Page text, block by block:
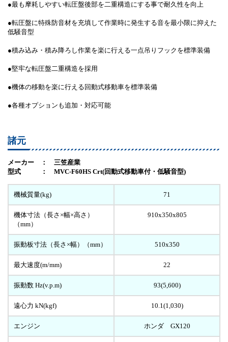
●最も摩耗しやすい転圧盤後部を二重構造にする事で耐久性を向上
●転圧盤に特殊防音材を充填して作業時に発生する音を最小限に抑えた
低騒音型
●積み込み・積み降ろし作業を楽に行える一点吊りフックを標準装備
●堅牢な転圧盤二重構造を採用
●機体の移動を楽に行える回動式移動車を標準装備
●各種オプションも追加・対応可能
諸元
メーカー ： 三笠産業
型式 ： MVC-F60HS Crt(回動式移動車付・低騒音型)
機械質量(kg) 71
機体寸法（長さ×幅×高さ）
（mm）
910x350x805
振動板寸法（長さ×幅）（mm） 510x350
最大速度(m/mm) 22
振動数 Hz(v.p.m) 93(5,600)
遠心力 kN(kgf) 10.1(1,030)
エンジン ホンダ GX120